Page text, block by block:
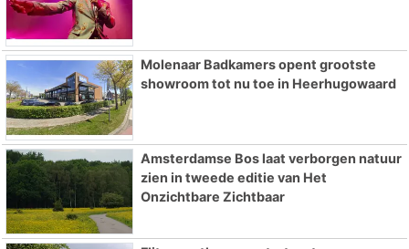
Molenaar Badkamers opent grootste
showroom tot nu toe in Heerhugowaard
Amsterdamse Bos laat verborgen natuur
zien in tweede editie van Het
Onzichtbare Zichtbaar